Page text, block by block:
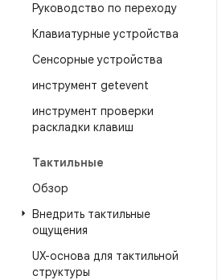
Руководство по переходу
Клавиатурные устройства
Сенсорные устройства
инструмент getevent
инструмент проверки
раскладки клавиш
Тактильные
Обзор
Внедрить тактильные
ощущения
UX-основа для тактильной
структуры